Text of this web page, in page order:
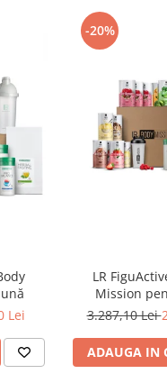
Lei
-20%
LR
Mission
3.287,10 Lei
ADAUGA IN